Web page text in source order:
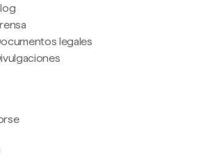
legales